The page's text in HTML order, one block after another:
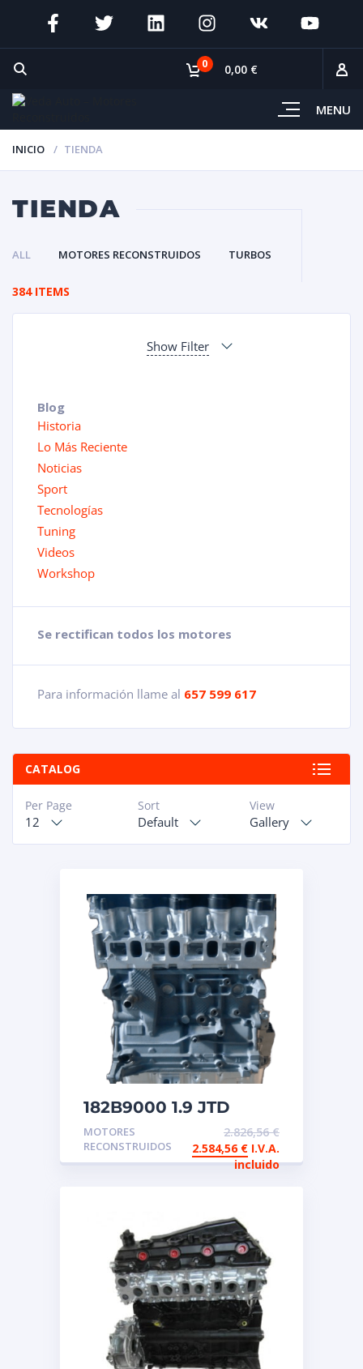
MENU
0 0,00 €
INICIO TIENDA
TIENDA
ALL MOTORES RECONSTRUIDOS TURBOS
384 ITEMS
Show Filter
Blog
Historia
Lo Más Reciente
Noticias
Sport
Tecnologías
Tuning
Videos
Workshop
Se rectifican todos los motores
Para información llame al 657 599 617
CATALOG
View
Gallery
Sort
Default
Per Page
12
182B9000 1.9 JTD
Motor de intercambio
reconstruido Fiat
Doblo
MOTORES
RECONSTRUIDOS
2.826,56€
2.584,56 € I.V.A.
incluido